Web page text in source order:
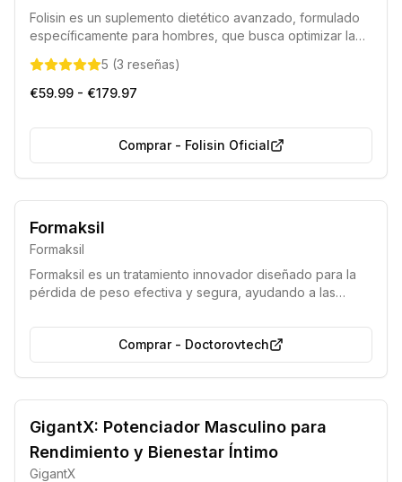
Folisin es un suplemento dietético avanzado, formulado
específicamente para hombres, que busca optimizar la
fomentar el crecimiento del cabello, disminuir su caída y
preservar su pigmentación natural, mientras apoyan los
5 (3 reseñas)
€59.99 - €179.97
Comprar- Folisin Oficial
Acción rápida
Formaksil
Formaksil
Formaksil es un tratamiento innovador diseñado para la
pérdida de peso efectiva y segura, ayudando a las
ciclo. Este suplemento natural promueve una reducción
de peso saludable sin comprometer el bienestar general.
Comprar- Doctorovtech
GigantX: Potenciador Masculino para
Rendimiento y Bienestar Íntimo
GigantX